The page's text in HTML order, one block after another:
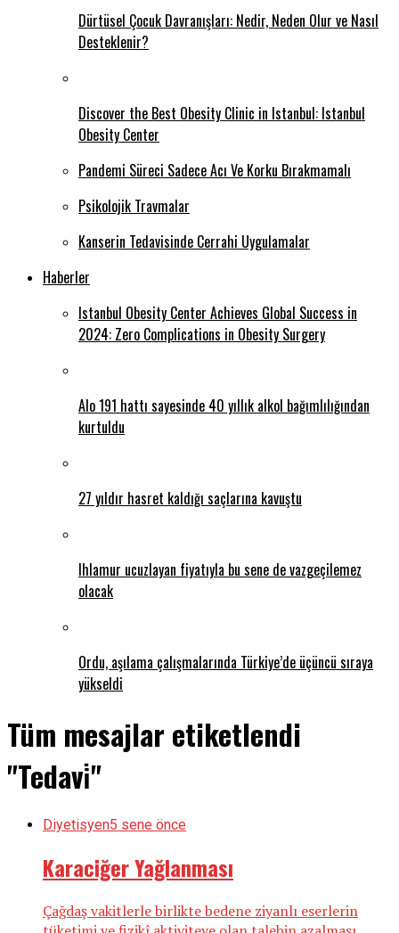
Dürtüsel Çocuk Davranışları: Nedir, Neden Olur ve Nasıl
Desteklenir?
Discover the Best Obesity Clinic in Istanbul: Istanbul
Obesity Center
Pandemi Süreci Sadece Acı Ve Korku Bırakmamalı
Psikolojik Travmalar
Kanserin Tedavisinde Cerrahi Uygulamalar
Haberler
Istanbul Obesity Center Achieves Global Success in
2024: Zero Complications in Obesity Surgery
Alo 191 hattı sayesinde 40 yıllık alkol bağımlılığından
kurtuldu
27 yıldır hasret kaldığı saçlarına kavuştu
Ihlamur ucuzlayan fiyatıyla bu sene de vazgeçilemez
olacak
Ordu, aşılama çalışmalarında Türkiye’de üçüncü sıraya
yükseldi
Tüm mesajlar etiketlendi
"Tedavi̇"
Diyetisyen5 sene önce
Karaciğer Yağlanması
Çağdaş vakitlerle birlikte bedene ziyanlı eserlerin